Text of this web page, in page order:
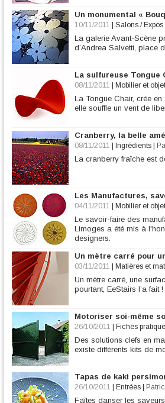
Un monumental «
10/11/2011 Salons / Expos
La galerie Avant-Scène
d’Andrea Salvetti, place
La sulfureuse Tongue
08/11/2011 Mobilier et
La Tongue Chair, crée
elle souffle un vent de
Cranberry, la belle
08/11/2011 Ingrédients
La cranberry fraîche est
Les Manufactures,
04/11/2011 Mobilier et
Le savoir-faire des
Limoges a été mis à
designers.
Un mètre carré pour
03/11/2011 Matières et
Un mètre carré, une
pourtant, EeStairs l’a fait !
Motoriser soi-même
26/10/2011 Fiches
Des solutions clefs en
existe différents kits de
Tapas de kaki
26/10/2011 Entrées
Faîtes danser les